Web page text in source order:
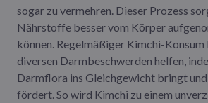
sogar zu vermehren. Dieser Prozess
Nährstoffe besser vom Körper
können. Regelmäßiger Kimchi-Konsum
diversen Darmbeschwerden helfen,
Darmflora ins Gleichgewicht bringt
fördert. So wird Kimchi zu einem